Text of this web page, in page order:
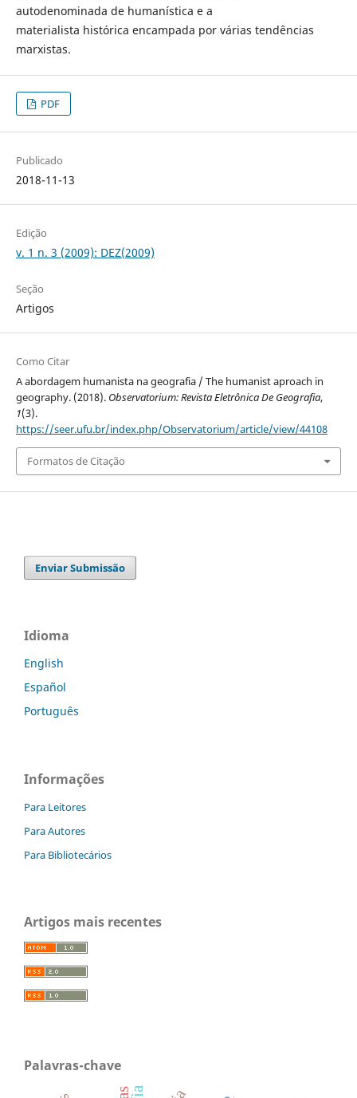
autodenominada de humanística e a
materialista histórica encampada por várias tendências
marxistas.
PDF
Publicado
2018-11-13
Edição
v. 1 n. 3 (2009): DEZ(2009)
Seção
Artigos
Como Citar
A abordagem humanista na geografia / The humanist aproach in
geography. (2018). Observatorium: Revista Eletrônica De Geografia,
1(3).
https://seer.ufu.br/index.php/Observatorium/article/view/44108
Formatos de Citação
Enviar Submissão
Idioma
English
Español
Português
Informações
Para Leitores
Para Autores
Para Bibliotecários
Artigos mais recentes
Palavras-chave